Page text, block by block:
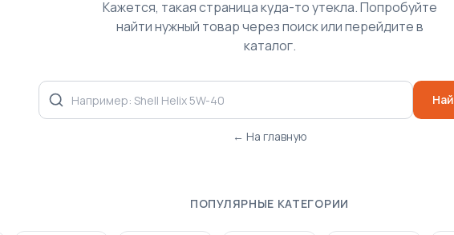
Кажется, такая страница куда-то утекла. Попробуйте
найти нужный товар через поиск или перейдите в
каталог.
← На главную
ПОПУЛЯРНЫЕ КАТЕГОРИИ